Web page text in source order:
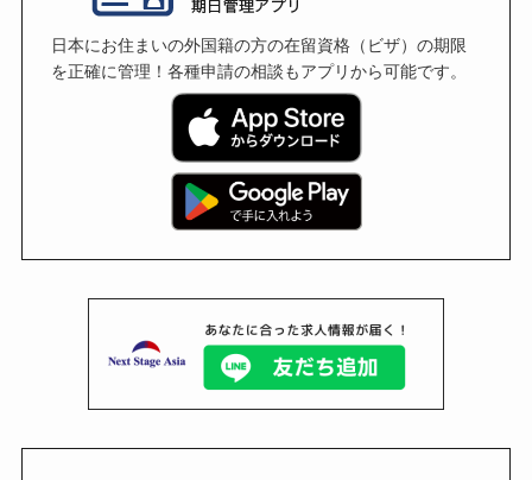
日本にお住まいの外国籍の方の在留資格（ビザ）の期限
を正確に管理！各種申請の相談もアプリから可能です。